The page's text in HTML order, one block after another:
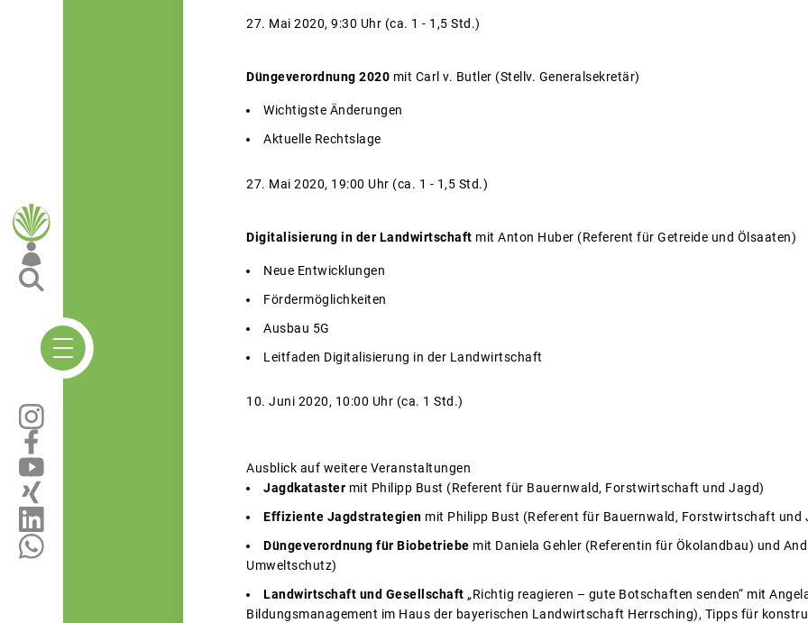
27. Mai 2020, 9:30 Uhr (ca. 1 - 1,5 Std.)
Düngeverordnung 2020 mit Carl v. Butler (Stellv. Generalsekretär)
Wichtigste Änderungen
Aktuelle Rechtslage
27. Mai 2020, 19:00 Uhr (ca. 1 - 1,5 Std.)
Digitalisierung in der Landwirtschaft mit Anton Huber (Referent für Getreide und Ölsaaten)
Neue Entwicklungen
Fördermöglichkeiten
Ausbau 5G
Leitfaden Digitalisierung in der Landwirtschaft
10. Juni 2020, 10:00 Uhr (ca. 1 Std.)
Ausblick auf weitere Veranstaltungen
Jagdkataster mit Philipp Bust (Referent für Bauernwald, Forstwirtschaft und Jagd)
Effiziente Jagdstrategien mit Philipp Bust (Referent für Bauernwald, Forstwirtschaft und
Düngeverordnung für Biobetriebe mit Daniela Gehler (Referentin für Ökolandbau) und
Umweltschutz)
Landwirtschaft und Gesellschaft „Richtig reagieren – gute Botschaften senden“ mit
Bildungsmanagement im Haus der bayerischen Landwirtschaft Herrsching), Tipps für